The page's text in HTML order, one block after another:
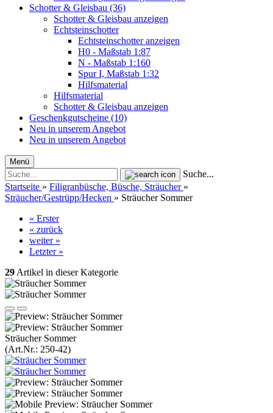
Schotter & Gleisbau (36)
Schotter & Gleisbau anzeigen
Echtsteinschotter
Echtsteinschotter anzeigen
H0 - Maßstab 1:87
N - Maßstab 1:160
Spur I, Maßstab 1:32
Hilfsmaterial
Hilfsmaterial
Schotter & Gleisbau anzeigen
Geschenkgutscheine (10)
Neu in unserem Angebot
Neu in unserem Angebot
Menü
Suche...
Startseite » Filigranbüsche, Büsche, Sträucher »
Sträucher/Gestrüpp/Hecken » Sträucher Sommer
« Erster
« zurück
weiter »
Letzter »
29 Artikel in dieser Kategorie
Sträucher Sommer
(Art.Nr.: 250-42)